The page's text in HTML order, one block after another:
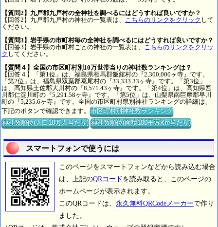
【質問2】九戸郡九戸村の全神社を調べるにはどうすれば良いですか？
【回答2】九戸郡九戸村の神社の一覧表は、 こちらのリンクをクリック して
ください。
【質問3】岩手県の市町村毎の全神社を調べるにはどうすれば良いですか？
【回答3】岩手県の市町村ごとの神社の一覧表は、 こちらのリンクをクリッ
ク してください。
【質問４】全国の市区町村別10万世帯当りの神社数ランキングは？
【回答４】「第1位」は、福島県相馬郡飯舘村の『2,300,000ヶ寺』です。
「第2位」は、福島県双葉郡葛尾村の『33,333.33ヶ寺』です。「第3位」
は、高知県土佐郡大川村の『8,571.43ヶ寺』です。「第4位」は、高知県吾
川郡仁淀川町の『5,291.58ヶ寺』です。「第5位」は、山梨県南巨摩郡早川
町の『5,235.6ヶ寺』です。全国の市区町村県別神社ランキングの詳細は、
下記のボタンで確認できます。市区町村別神社数ランキング
神社数順位(人口10万人当たり) 神社数順位(面積100平方Km当たり)
スマートフォンで使うには
このページをスマートフォンなどから読み込む場合
は、上記のQRコード を読み取ると、このページの
ホームページが表示されます。
このQRコードは、 永久無料QRCodeメーカーで作り
ました。